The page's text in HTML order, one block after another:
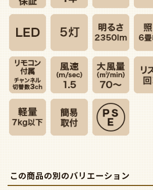
この商品の別のバリエーション